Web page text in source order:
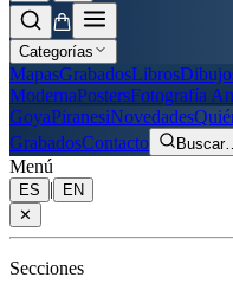
Categorías
MapasGrabadosLibros
ModernaPostersFotografía
GoyaPiranesiNovedades
GrabadosContacto Buscar
Menú
ES |
EN
✕
Secciones